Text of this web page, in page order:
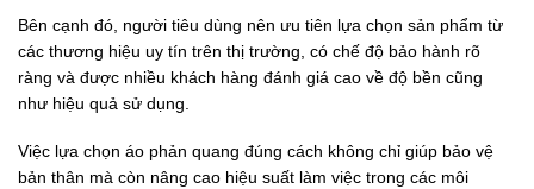
Bên cạnh đó, người tiêu dùng nên ưu tiên lựa chọn sản phẩm từ
các thương hiệu uy tín trên thị trường, có chế độ bảo hành rõ
ràng và được nhiều khách hàng đánh giá cao về độ bền cũng
như hiệu quả sử dụng.
Việc lựa chọn áo phản quang đúng cách không chỉ giúp bảo vệ
bản thân mà còn nâng cao hiệu suất làm việc trong các môi